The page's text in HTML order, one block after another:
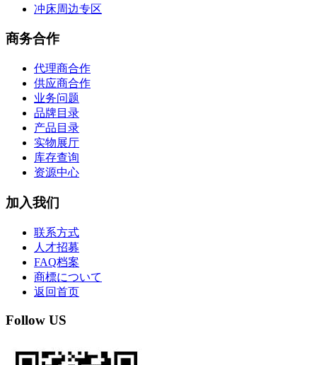
冲床周边专区
商务合作
代理商合作
供应商合作
业务问题
品牌目录
产品目录
实物展厅
库存查询
资源中心
加入我们
联系方式
人才招募
FAQ档案
商標について
返回首页
Follow US